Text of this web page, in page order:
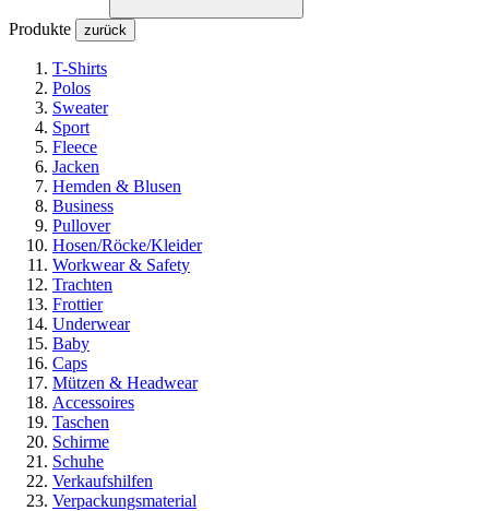
Produkte zurück
T-Shirts
Polos
Sweater
Sport
Fleece
Jacken
Hemden & Blusen
Business
Pullover
Hosen/Röcke/Kleider
Workwear & Safety
Trachten
Frottier
Underwear
Baby
Caps
Mützen & Headwear
Accessoires
Taschen
Schirme
Schuhe
Verkaufshilfen
Verpackungsmaterial